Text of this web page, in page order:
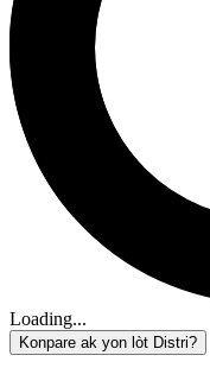
Loading...
Konpare ak yon lòt Distri?